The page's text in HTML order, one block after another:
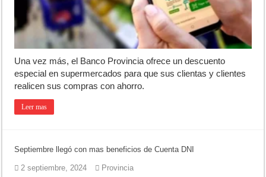
Una vez más, el Banco Provincia ofrece un descuento
especial en supermercados para que sus clientas y clientes
realicen sus compras con ahorro.
Leer mas
Septiembre llegó con mas beneficios de Cuenta DNI
2 septiembre, 2024 Provincia